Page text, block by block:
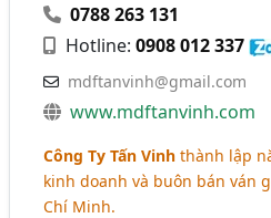
0788 263 131
Hotline:0908 012 337
mdftanvinh@gmail.com
www.mdftanvinh.com
Công Ty Tấn Vinh thành lập
kinh doanh và buôn bán ván
Chí Minh.